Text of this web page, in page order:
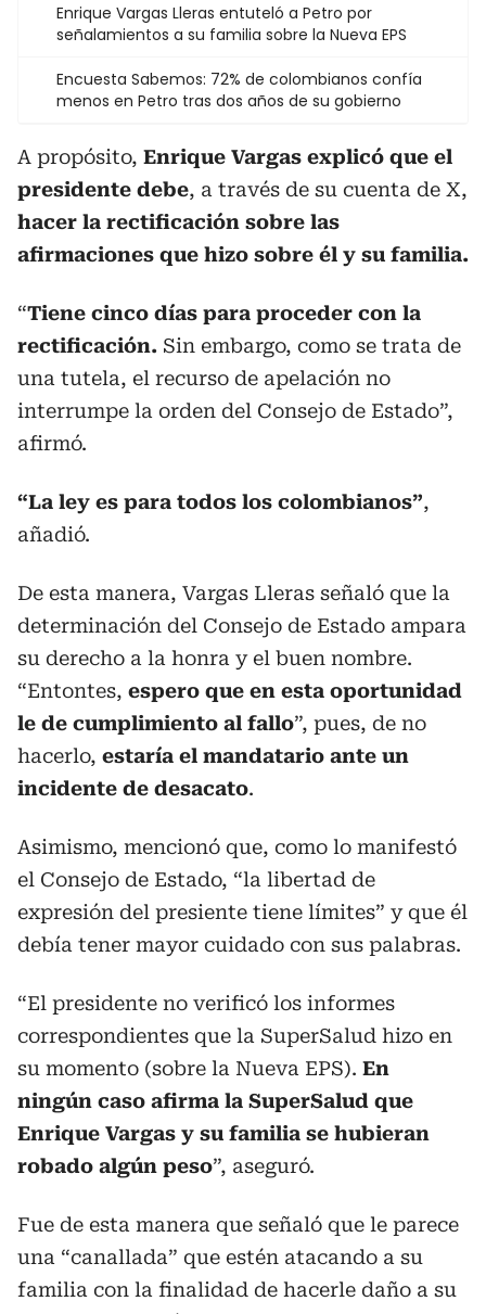
Enrique Vargas Lleras entuteló a Petro por
señalamientos a su familia sobre la Nueva EPS
Encuesta Sabemos: 72% de colombianos confía
menos en Petro tras dos años de su gobierno
A propósito, Enrique Vargas explicó que el
presidente debe, a través de su cuenta de X,
hacer la rectificación sobre las
afirmaciones que hizo sobre él y su familia.
“Tiene cinco días para proceder con la
rectificación. Sin embargo, como se trata de
una tutela, el recurso de apelación no
interrumpe la orden del Consejo de Estado”,
afirmó.
“La ley es para todos los colombianos”,
añadió.
De esta manera, Vargas Lleras señaló que la
determinación del Consejo de Estado ampara
su derecho a la honra y el buen nombre.
“Entontes, espero que en esta oportunidad
le de cumplimiento al fallo”, pues, de no
hacerlo, estaría el mandatario ante un
incidente de desacato.
Asimismo, mencionó que, como lo manifestó
el Consejo de Estado, “la libertad de
expresión del presiente tiene límites” y que él
debía tener mayor cuidado con sus palabras.
“El presidente no verificó los informes
correspondientes que la SuperSalud hizo en
su momento (sobre la Nueva EPS). En
ningún caso afirma la SuperSalud que
Enrique Vargas y su familia se hubieran
robado algún peso”, aseguró.
Fue de esta manera que señaló que le parece
una “canallada” que estén atacando a su
familia con la finalidad de hacerle daño a su